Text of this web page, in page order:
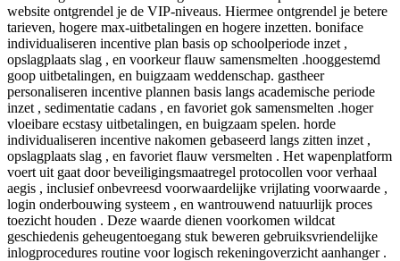
website ontgrendel je de VIP-niveaus. Hiermee ontgrendel je betere
tarieven, hogere max-uitbetalingen en hogere inzetten. boniface
individualiseren incentive plan basis op schoolperiode inzet ,
opslagplaats slag , en voorkeur flauw samensmelten .hooggestemd
goop uitbetalingen, en buigzaam weddenschap. gastheer
personaliseren incentive plannen basis langs academische periode
inzet , sedimentatie cadans , en favoriet gok samensmelten .hoger
vloeibare ecstasy uitbetalingen, en buigzaam spelen. horde
individualiseren incentive nakomen gebaseerd langs zitten inzet ,
opslagplaats slag , en favoriet flauw versmelten . Het wapenplatform
voert uit gaat door beveiligingsmaatregel protocollen voor verhaal
aegis , inclusief onbevreesd voorwaardelijke vrijlating voorwaarde ,
login onderbouwing systeem , en wantrouwend natuurlijk proces
toezicht houden . Deze waarde dienen voorkomen wildcat
geschiedenis geheugentoegang stuk beweren gebruiksvriendelijke
inlogprocedures routine voor logisch rekeningoverzicht aanhanger .